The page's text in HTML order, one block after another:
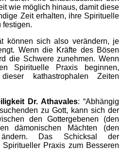
wie möglich hinaus, damit diese
Zeit erhalten, ihre Spirituelle
festigen.
können sich also verändern, je
Wenn die Kräfte des Bösen
die Schwere zunehmen. Wenn
Spirituelle Praxis beginnen,
kathastrophalen Zeiten
Dr. Athavales: “Abhängig
zu Gott, kann sich der
den Gottergebenen (den
dämonischen Mächten (den
ändern. Das Schicksal der
Praxis zum Besseren